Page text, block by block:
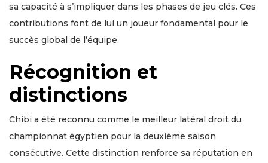
sa capacité à s’impliquer dans les phases de jeu clés. Ces
contributions font de lui un joueur fondamental pour le
succès global de l’équipe.
Récognition et
distinctions
Chibi a été reconnu comme le meilleur latéral droit du
championnat égyptien pour la deuxième saison
consécutive. Cette distinction renforce sa réputation en